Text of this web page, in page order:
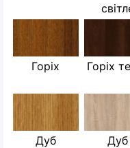
Горіх Горіх
Дуб
Дуб